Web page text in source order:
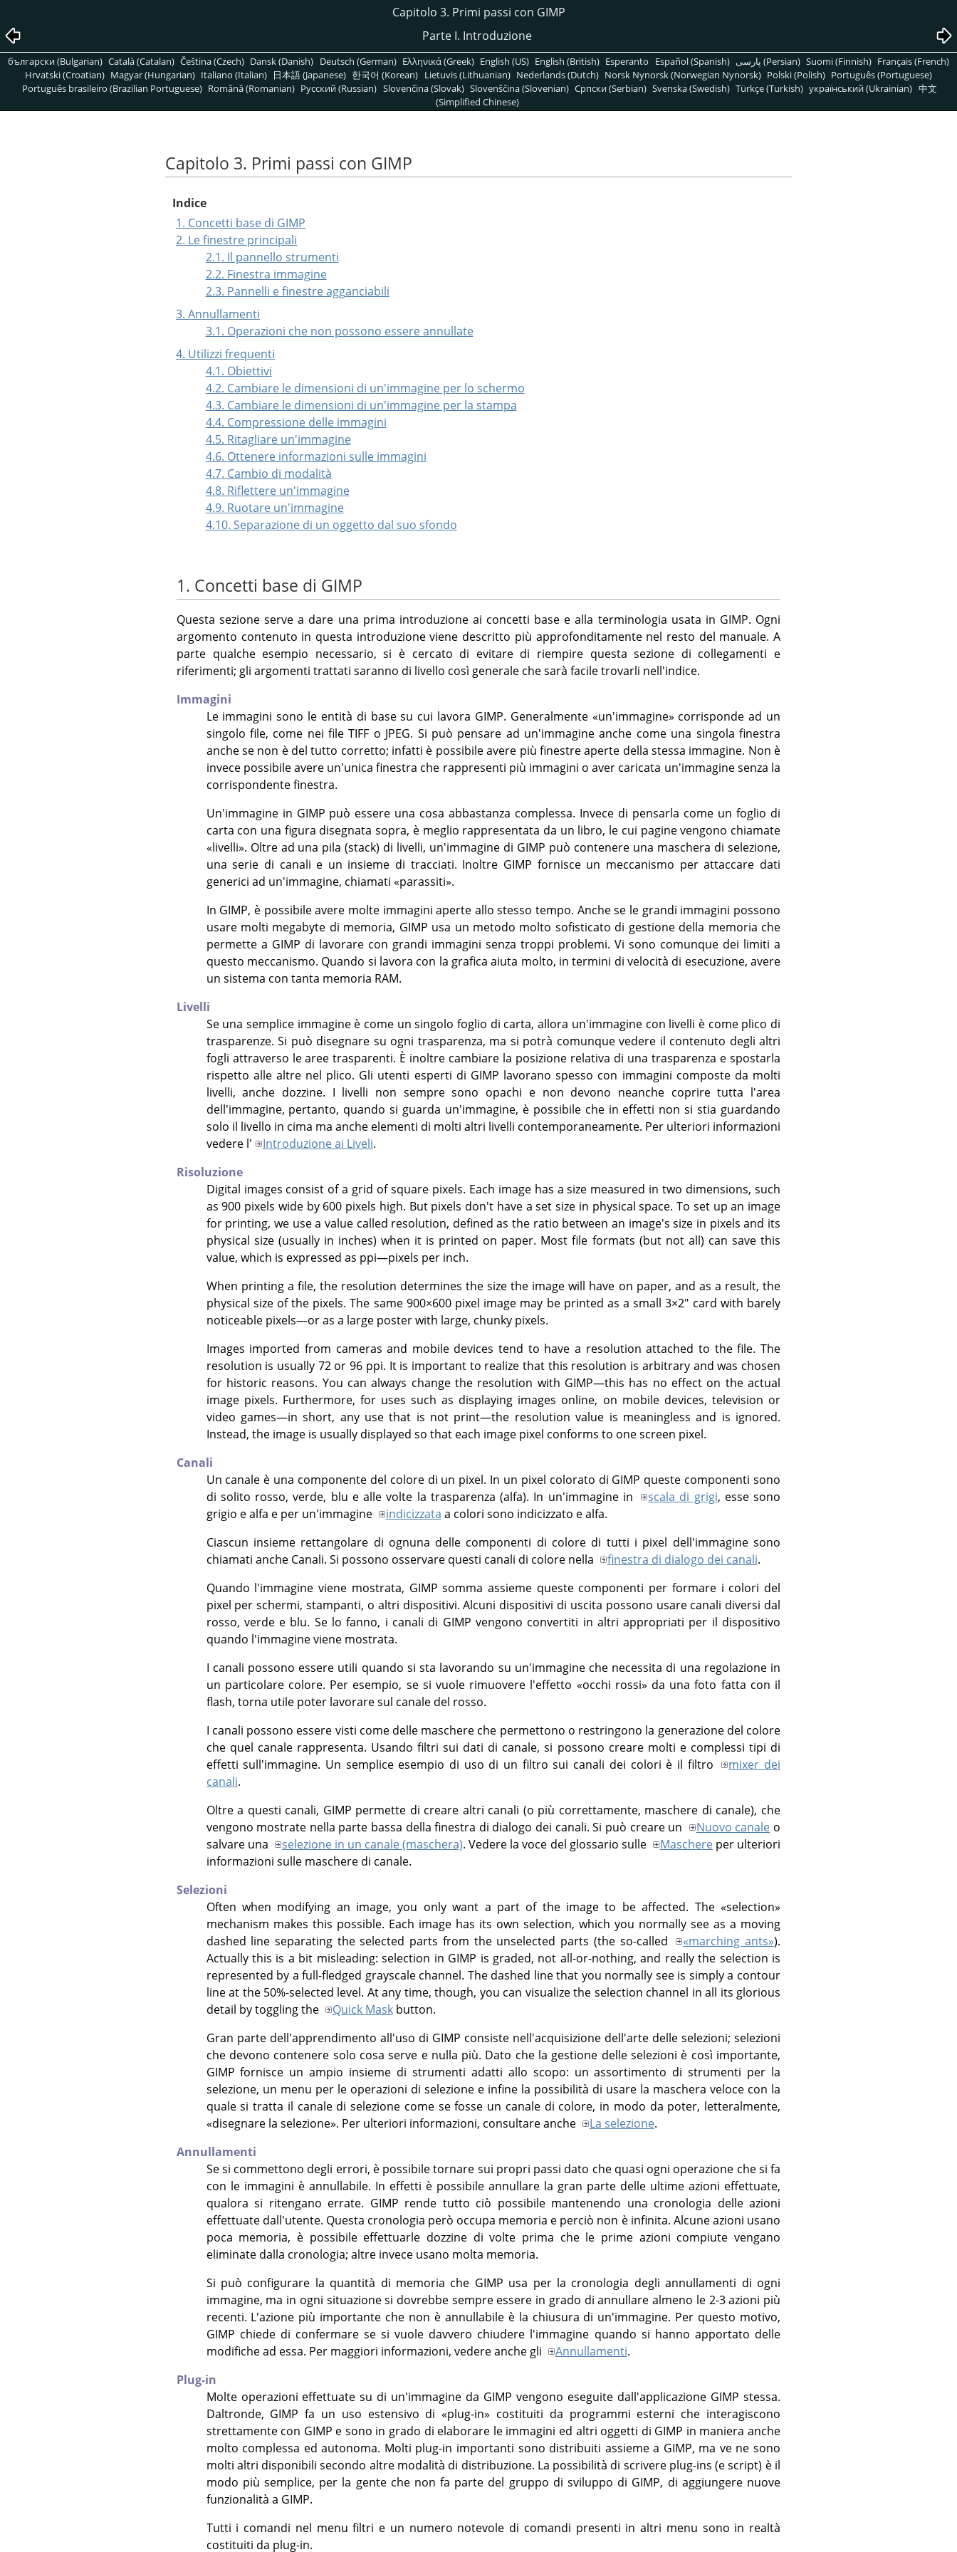
Capitolo 3. Primi passi con GIMP
Parte I. Introduzione
български (Bulgarian) Català (Catalan) Čeština (Czech) Dansk (Danish) Deutsch (German) Ελληνικά (Greek) English (US) English (British) Esperanto Español (Spanish) پارسی (Persian) Suomi (Finnish) Français (French)
Hrvatski (Croatian) Magyar (Hungarian) Italiano (Italian) 日本語 (Japanese) 한국어 (Korean) Lietuvis (Lithuanian) Nederlands (Dutch) Norsk Nynorsk (Norwegian Nynorsk) Polski (Polish) Português (Portuguese)
Português brasileiro (Brazilian Portuguese) Română (Romanian) Pусский (Russian) Slovenčina (Slovak) Slovenščina (Slovenian) Српски (Serbian) Svenska (Swedish) Türkçe (Turkish) український (Ukrainian) 中文
(Simplified Chinese)
Capitolo 3. Primi passi con GIMP
Indice
1. Concetti base di GIMP
2. Le finestre principali
2.1. Il pannello strumenti
2.2. Finestra immagine
2.3. Pannelli e finestre agganciabili
3. Annullamenti
3.1. Operazioni che non possono essere annullate
4. Utilizzi frequenti
4.1. Obiettivi
4.2. Cambiare le dimensioni di un'immagine per lo schermo
4.3. Cambiare le dimensioni di un'immagine per la stampa
4.4. Compressione delle immagini
4.5. Ritagliare un'immagine
4.6. Ottenere informazioni sulle immagini
4.7. Cambio di modalità
4.8. Riflettere un'immagine
4.9. Ruotare un'immagine
4.10. Separazione di un oggetto dal suo sfondo
1. Concetti base di GIMP
Questa sezione serve a dare una prima introduzione ai concetti base e alla terminologia usata in GIMP. Ogni
argomento contenuto in questa introduzione viene descritto più approfonditamente nel resto del manuale. A
parte qualche esempio necessario, si è cercato di evitare di riempire questa sezione di collegamenti e
riferimenti; gli argomenti trattati saranno di livello così generale che sarà facile trovarli nell'indice.
Immagini
Le immagini sono le entità di base su cui lavora GIMP. Generalmente «un'immagine» corrisponde ad un
singolo file, come nei file TIFF o JPEG. Si può pensare ad un'immagine anche come una singola finestra
anche se non è del tutto corretto; infatti è possibile avere più finestre aperte della stessa immagine. Non è
invece possibile avere un'unica finestra che rappresenti più immagini o aver caricata un'immagine senza la
corrispondente finestra.
Un'immagine in GIMP può essere una cosa abbastanza complessa. Invece di pensarla come un foglio di
carta con una figura disegnata sopra, è meglio rappresentata da un libro, le cui pagine vengono chiamate
«livelli». Oltre ad una pila (stack) di livelli, un'immagine di GIMP può contenere una maschera di selezione,
una serie di canali e un insieme di tracciati. Inoltre GIMP fornisce un meccanismo per attaccare dati
generici ad un'immagine, chiamati «parassiti».
In GIMP, è possibile avere molte immagini aperte allo stesso tempo. Anche se le grandi immagini possono
usare molti megabyte di memoria, GIMP usa un metodo molto sofisticato di gestione della memoria che
permette a GIMP di lavorare con grandi immagini senza troppi problemi. Vi sono comunque dei limiti a
questo meccanismo. Quando si lavora con la grafica aiuta molto, in termini di velocità di esecuzione, avere
un sistema con tanta memoria RAM.
Livelli
Se una semplice immagine è come un singolo foglio di carta, allora un'immagine con livelli è come plico di
trasparenze. Si può disegnare su ogni trasparenza, ma si potrà comunque vedere il contenuto degli altri
fogli attraverso le aree trasparenti. È inoltre cambiare la posizione relativa di una trasparenza e spostarla
rispetto alle altre nel plico. Gli utenti esperti di GIMP lavorano spesso con immagini composte da molti
livelli, anche dozzine. I livelli non sempre sono opachi e non devono neanche coprire tutta l'area
dell'immagine, pertanto, quando si guarda un'immagine, è possibile che in effetti non si stia guardando
solo il livello in cima ma anche elementi di molti altri livelli contemporaneamente. Per ulteriori informazioni
vedere l'
Introduzione ai Liveli.
Risoluzione
Digital images consist of a grid of square pixels. Each image has a size measured in two dimensions, such
as 900 pixels wide by 600 pixels high. But pixels don't have a set size in physical space. To set up an image
for printing, we use a value called resolution, defined as the ratio between an image's size in pixels and its
physical size (usually in inches) when it is printed on paper. Most file formats (but not all) can save this
value, which is expressed as ppi—pixels per inch.
When printing a file, the resolution determines the size the image will have on paper, and as a result, the
physical size of the pixels. The same 900×600 pixel image may be printed as a small 3×2" card with barely
noticeable pixels—or as a large poster with large, chunky pixels.
Images imported from cameras and mobile devices tend to have a resolution attached to the file. The
resolution is usually 72 or 96 ppi. It is important to realize that this resolution is arbitrary and was chosen
for historic reasons. You can always change the resolution with GIMP—this has no effect on the actual
image pixels. Furthermore, for uses such as displaying images online, on mobile devices, television or
video games—in short, any use that is not print—the resolution value is meaningless and is ignored.
Instead, the image is usually displayed so that each image pixel conforms to one screen pixel.
Canali
Un canale è una componente del colore di un pixel. In un pixel colorato di GIMP queste componenti sono
di solito rosso, verde, blu e alle volte la trasparenza (alfa). In un'immagine in
scala di grigi, esse sono
grigio e alfa e per un'immagine
indicizzata a colori sono indicizzato e alfa.
Ciascun insieme rettangolare di ognuna delle componenti di colore di tutti i pixel dell'immagine sono
chiamati anche Canali. Si possono osservare questi canali di colore nella
finestra di dialogo dei canali.
Quando l'immagine viene mostrata, GIMP somma assieme queste componenti per formare i colori del
pixel per schermi, stampanti, o altri dispositivi. Alcuni dispositivi di uscita possono usare canali diversi dal
rosso, verde e blu. Se lo fanno, i canali di GIMP vengono convertiti in altri appropriati per il dispositivo
quando l'immagine viene mostrata.
I canali possono essere utili quando si sta lavorando su un'immagine che necessita di una regolazione in
un particolare colore. Per esempio, se si vuole rimuovere l'effetto «occhi rossi» da una foto fatta con il
flash, torna utile poter lavorare sul canale del rosso.
I canali possono essere visti come delle maschere che permettono o restringono la generazione del colore
che quel canale rappresenta. Usando filtri sui dati di canale, si possono creare molti e complessi tipi di
effetti sull'immagine. Un semplice esempio di uso di un filtro sui canali dei colori è il filtro
mixer dei
canali.
Oltre a questi canali, GIMP permette di creare altri canali (o più correttamente, maschere di canale), che
vengono mostrate nella parte bassa della finestra di dialogo dei canali. Si può creare un
Nuovo canale o
salvare una
selezione in un canale (maschera). Vedere la voce del glossario sulle Maschereper ulteriori
informazioni sulle maschere di canale.
Selezioni
Often when modifying an image, you only want a part of the image to be affected. The «selection»
mechanism makes this possible. Each image has its own selection, which you normally see as a moving
dashed line separating the selected parts from the unselected parts (the so-called
«marching ants»).
Actually this is a bit misleading: selection in GIMP is graded, not all-or-nothing, and really the selection is
represented by a full-fledged grayscale channel. The dashed line that you normally see is simply a contour
line at the 50%-selected level. At any time, though, you can visualize the selection channel in all its glorious
detail by toggling the
Quick Maskbutton.
Gran parte dell'apprendimento all'uso di GIMP consiste nell'acquisizione dell'arte delle selezioni; selezioni
che devono contenere solo cosa serve e nulla più. Dato che la gestione delle selezioni è così importante,
GIMP fornisce un ampio insieme di strumenti adatti allo scopo: un assortimento di strumenti per la
selezione, un menu per le operazioni di selezione e infine la possibilità di usare la maschera veloce con la
quale si tratta il canale di selezione come se fosse un canale di colore, in modo da poter, letteralmente,
«disegnare la selezione». Per ulteriori informazioni, consultare anche La selezione.
Annullamenti
Se si commettono degli errori, è possibile tornare sui propri passi dato che quasi ogni operazione che si fa
con le immagini è annullabile. In effetti è possibile annullare la gran parte delle ultime azioni effettuate,
qualora si ritengano errate. GIMP rende tutto ciò possibile mantenendo una cronologia delle azioni
effettuate dall'utente. Questa cronologia però occupa memoria e perciò non è infinita. Alcune azioni usano
poca memoria, è possibile effettuarle dozzine di volte prima che le prime azioni compiute vengano
eliminate dalla cronologia; altre invece usano molta memoria.
Si può configurare la quantità di memoria che GIMP usa per la cronologia degli annullamenti di ogni
immagine, ma in ogni situazione si dovrebbe sempre essere in grado di annullare almeno le 2-3 azioni più
recenti. L'azione più importante che non è annullabile è la chiusura di un'immagine. Per questo motivo,
GIMP chiede di confermare se si vuole davvero chiudere l'immagine quando si hanno apportato delle
modifiche ad essa. Per maggiori informazioni, vedere anche gli
Annullamenti.
Plug-in
Molte operazioni effettuate su di un'immagine da GIMP vengono eseguite dall'applicazione GIMP stessa.
Daltronde, GIMP fa un uso estensivo di«plug-in» costituiti da programmi esterni che interagiscono
strettamente con GIMP e sono in grado di elaborare le immagini ed altri oggetti di GIMP in maniera anche
molto complessa ed autonoma. Molti plug-in importanti sono distribuiti assieme a GIMP, ma ve ne sono
molti altri disponibili secondo altre modalità di distribuzione. La possibilità di scrivere plug-ins (e script) è il
modo più semplice, per la gente che non fa parte del gruppo di sviluppo di GIMP, di aggiungere nuove
funzionalità a GIMP.
Tutti i comandi nel menu filtri e un numero notevole di comandi presenti in altri menu sono in realtà
costituiti da plug-in.